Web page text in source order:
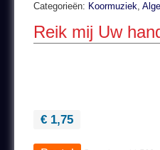
Categorieën: Koormuziek,
Reik mij Uw
€ 1,75